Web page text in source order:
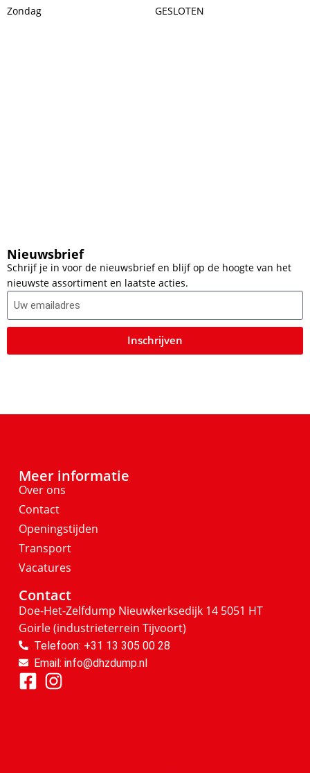
Zondag
GESLOTEN
Nieuwsbrief
Schrijf je in voor de nieuwsbrief en blijf op de hoogte van het
nieuwste assortiment en laatste acties.
Inschrijven
Meer informatie
Over ons
Contact
Openingstijden
Transport
Vacatures
Contact
Doe-Het-Zelfdump Nieuwkerksedijk 14 5051 HT
Goirle(industrieterrein Tijvoort)
Telefoon: +31 13 305 00 28
Email: info@dhzdump.nl